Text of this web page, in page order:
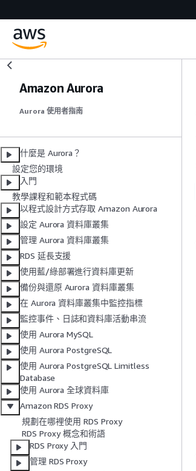
Amazon Aurora
Aurora 使用者指南
什麼是 Aurora？
設定您的環境
入門
教學課程和範本程式碼
以程式設計方式存取 Amazon Aurora
設定 Aurora 資料庫叢集
管理 Aurora 資料庫叢集
RDS 延長支援
使用藍/綠部署進行資料庫更新
備份與還原 Aurora 資料庫叢集
在 Aurora 資料庫叢集中監控指標
監控事件、日誌和資料庫活動串流
使用 Aurora MySQL
使用 Aurora PostgreSQL
使用 Aurora PostgreSQL Limitless
Database
使用 Aurora 全球資料庫
Amazon RDS Proxy
規劃在哪裡使用 RDS Proxy
RDS Proxy 概念和術語
RDS Proxy 入門
管理 RDS Proxy